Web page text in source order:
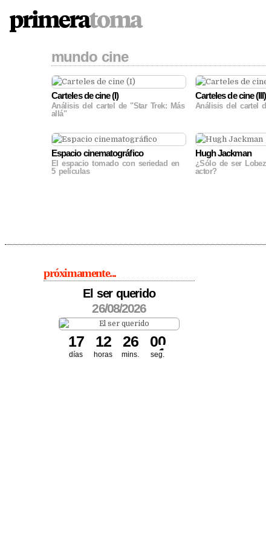
PRIMERATOMA |
mundo cine
Carteles de cine (I)
Análisis del cartel de "Star Trek: Más
allá"
Carteles de cine (III)
Análisis del cartel
Espacio cinematográfico
El espacio tomado con seriedad en
5 películas
Hugh Jackman
¿Sólo de ser
actor?
próximamente...
El ser querido
26/08/2026
días
17
horas
12
mins.
26
seg.
00